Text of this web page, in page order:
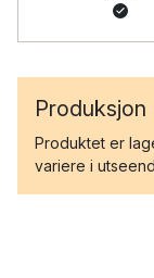
Produksjon
Produktet er
variere i